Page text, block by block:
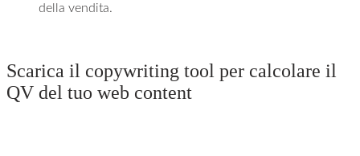
della vendita.
Scarica il copywriting tool per calcolare il
QV del tuo web content